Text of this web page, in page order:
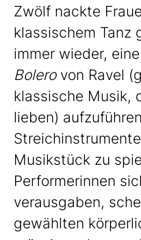
Zwölf nackte
klassischem Tanz
immer wieder,
Bolero von Ravel
klassische Musik,
lieben)
Musikstück zu
Performerinnen
verausgaben,
gewählten